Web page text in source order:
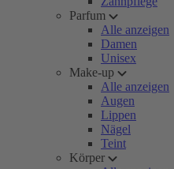
Parfum
Alle anzeigen
Damen
Unisex
Make-up
Alle anzeigen
Augen
Lippen
Nägel
Teint
Körper